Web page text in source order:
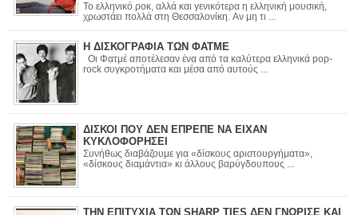
Το ελληνικό ροκ, αλλά και γενικότερα η ελληνική μουσική,
χρωστάει πολλά στη Θεσσαλονίκη. Αν μη τι ...
Η ΔΙΣΚΟΓΡΑΦΙΑ ΤΩΝ ΦΑΤΜΕ
Οι Φατμέ αποτέλεσαν ένα από τα καλύτερα ελληνικά pop-
rock συγκροτήματα και μέσα από αυτούς ...
ΔΙΣΚΟΙ ΠΟΥ ΔΕΝ ΕΠΡΕΠΕ ΝΑ ΕΙΧΑΝ
ΚΥΚΛΟΦΟΡΗΣΕΙ
Συνήθως διαβάζουμε για «δίσκους αριστουργήματα»,
«δίσκους διαμάντια» κι άλλους βαρύγδουπους ...
ΤΗΝ ΕΠΙΤΥΧΙΑ ΤΩΝ SHARP TIES ΔΕΝ ΓΝΩΡΙΣΕ ΚΑΙ